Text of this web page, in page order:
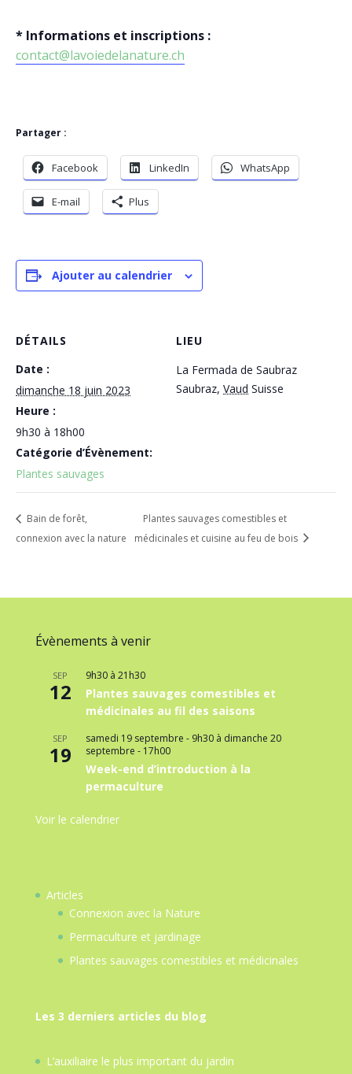
* Informations et inscriptions :
contact@lavoiedelanature.ch
Partager :
Facebook LinkedIn WhatsApp
E-mail Plus
Ajouter au calendrier
DÉTAILS
Date :
dimanche 18 juin 2023
Heure :
9h30 à 18h00
Catégorie d’Évènement:
Plantes sauvages
LIEU
La Fermada de Saubraz
Saubraz, Vaud Suisse
Bain de forêt,
connexion avec la nature
Plantes sauvages comestibles et
médicinales et cuisine au feu de bois
Évènements à venir
SEP
12
9h30à 21h30
Plantes sauvages comestibles et
médicinales au fil des saisons
SEP
19
samedi 19 septembre - 9h30à dimanche 20
septembre - 17h00
Week-end d’introduction à la
permaculture
Voir le calendrier
Articles
Connexion avec la Nature
Permaculture et jardinage
Plantes sauvages comestibles et médicinales
Les 3 derniers articles du blog
L’auxiliaire le plus important du jardin